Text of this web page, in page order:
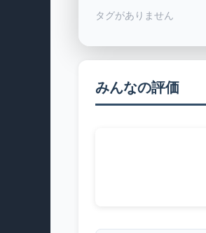
タグがありません
みんなの評価